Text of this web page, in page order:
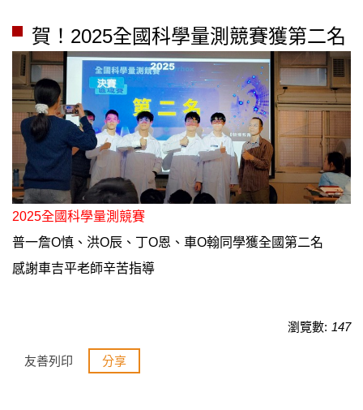
賀！2025全國科學量測競賽獲第二名
2025全國科學量測競賽
普一詹O慎、洪O辰、丁O恩、車O翰同學獲全國第二名
感謝車吉平老師辛苦指導
瀏覽數: 147
友善列印 分享